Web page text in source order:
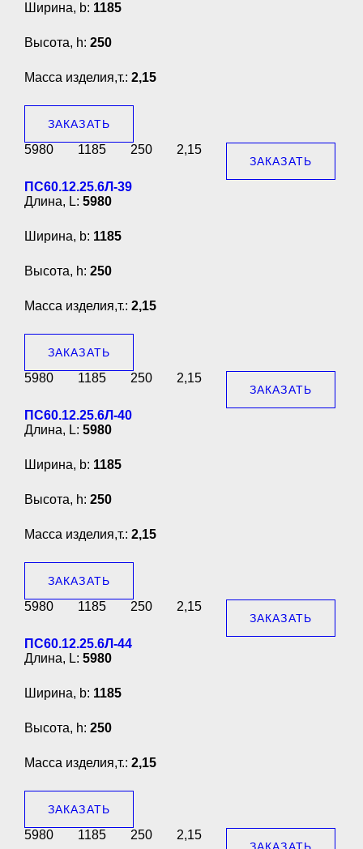
Ширина, b: 1185
Высота, h: 250
Масса изделия,т.: 2,15
ЗАКАЗАТЬ
5980 1185 250 2,15
ЗАКАЗАТЬ
ПС60.12.25.6Л-39
Длина, L: 5980
Ширина, b: 1185
Высота, h: 250
Масса изделия,т.: 2,15
ЗАКАЗАТЬ
5980 1185 250 2,15
ЗАКАЗАТЬ
ПС60.12.25.6Л-40
Длина, L: 5980
Ширина, b: 1185
Высота, h: 250
Масса изделия,т.: 2,15
ЗАКАЗАТЬ
5980 1185 250 2,15
ЗАКАЗАТЬ
ПС60.12.25.6Л-44
Длина, L: 5980
Ширина, b: 1185
Высота, h: 250
Масса изделия,т.: 2,15
ЗАКАЗАТЬ
5980 1185 250 2,15